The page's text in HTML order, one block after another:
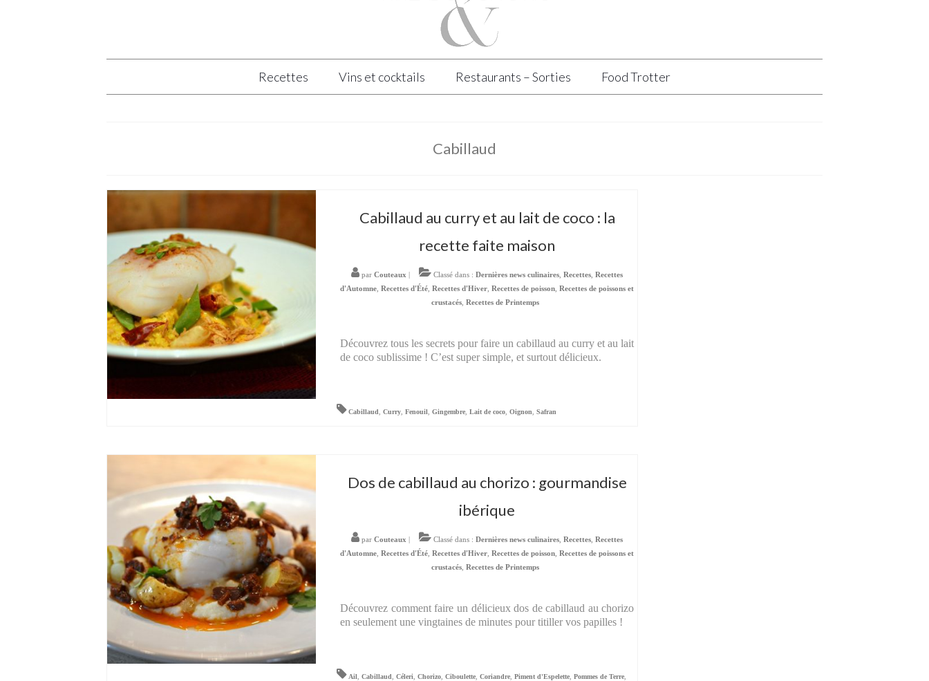
Recettes Vins et cocktails Restaurants – Sorties Food Trotter
Cabillaud
Cabillaud au curry et au lait de coco : la
recette faite maison
parCouteaux | Classé dans :Dernières news culinaires ,Recettes ,Recettes
d'Automne ,Recettes d'Été ,Recettes d'Hiver ,Recettes de poisson ,Recettes de poissons et
crustacés ,Recettes de Printemps
Découvrez tous les secrets pour faire un cabillaud au curry et au lait
de coco sublissime ! C’est super simple, et surtout délicieux.
Cabillaud ,Curry ,Fenouil ,Gingembre ,Lait de coco ,Oignon ,Safran
Dos de cabillaud au chorizo : gourmandise
ibérique
parCouteaux | Classé dans :Dernières news culinaires ,Recettes ,Recettes
d'Automne ,Recettes d'Été ,Recettes d'Hiver ,Recettes de poisson ,Recettes de poissons et
crustacés ,Recettes de Printemps
Découvrez comment faire un délicieux dos de cabillaud au chorizo
en seulement une vingtaines de minutes pour titiller vos papilles !
Ail ,Cabillaud ,Céleri ,Chorizo ,Ciboulette ,Coriandre ,Piment d'Espelette ,Pommes de Terre